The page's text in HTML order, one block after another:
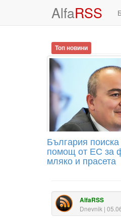
AlfaRSS
Топ новини
България
помощ от ЕС за
мляко и прасета
AlfaRSS
Dnevnik |